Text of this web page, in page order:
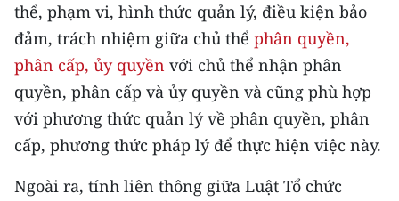
thể, phạm vi, hình thức quản lý, điều kiện bảo
đảm, trách nhiệm giữa chủ thể phân quyền,
phân cấp, ủy quyền với chủ thể nhận phân
quyền, phân cấp và ủy quyền và cũng phù hợp
với phương thức quản lý về phân quyền, phân
cấp, phương thức pháp lý để thực hiện việc này.
Ngoài ra, tính liên thông giữa Luật Tổ chức